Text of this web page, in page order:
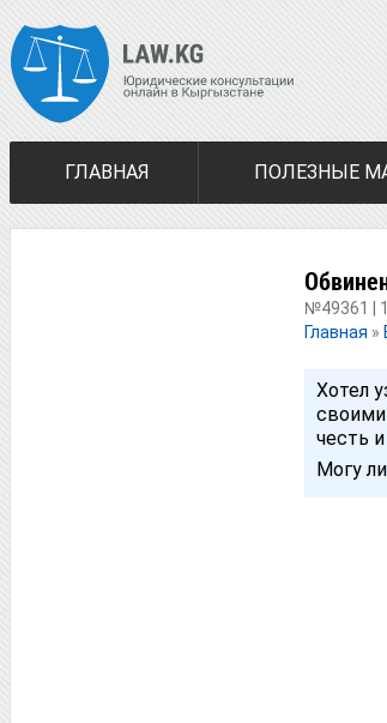
ГЛАВНАЯ ПОЛЕЗНЫЕ
№49361 |
Главная »
Хотел
честь
Могу